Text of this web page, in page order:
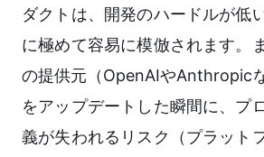
ダクトは、開発のハードルが低
に極めて容易に模倣されます。
の提供元（OpenAIやAnthropic
をアップデートした瞬間に、プ
義が失われるリスク（プラット